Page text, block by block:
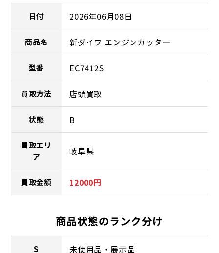
日付 2026年06月08日
商品名 新ダイワ エンジンカッター
型番 EC7412S
買取方法 店頭買取
状態 B
買取エリ
ア
岐阜県
買取金額 12000円
商品状態のランク分け
S 未使用品・展示品